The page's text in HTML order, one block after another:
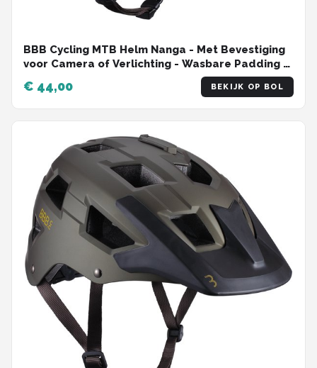
BBB Cycling MTB Helm Nanga - Met Bevestiging
voor Camera of Verlichting - Wasbare Padding -
Fietshelm Volwassenen: Heren & Dames - Mat
Olijf Groen - L - BHE-54
€ 44,00 BEKIJK OP BOL